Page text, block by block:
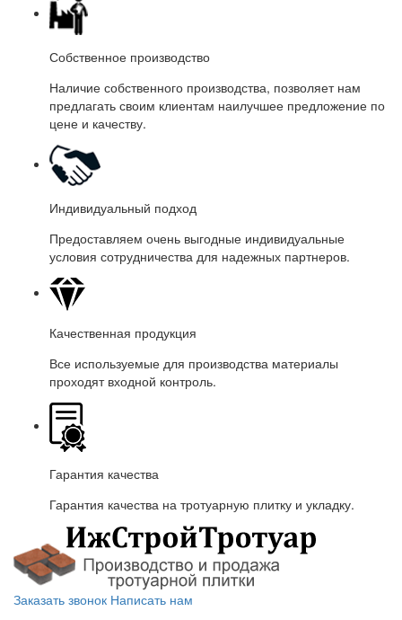
Собственное производство
Наличие собственного производства, позволяет нам
предлагать своим клиентам наилучшее предложение по
цене и качеству.
Индивидуальный подход
Предоставляем очень выгодные индивидуальные
условия сотрудничества для надежных партнеров.
Качественная продукция
Все используемые для производства материалы
проходят входной контроль.
Гарантия качества
Гарантия качества на тротуарную плитку и укладку.
Заказать звонок Написать нам